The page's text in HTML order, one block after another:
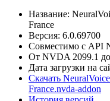
Название:
France
Версия: 6.0.69700
Совместимо с API
От NVDA 2099.1 до
Дата загрузки на
Скачать
France.nvda-addon